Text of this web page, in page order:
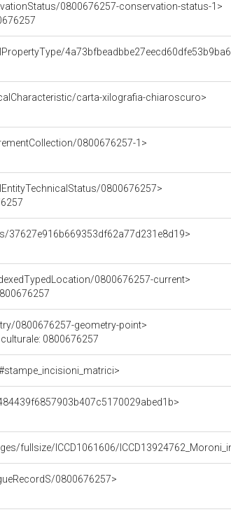
0800676257-conservation-status-1>
carta-xilografia-chiaroscuro>
0800676257-1>
0800676257>
0800676257-current>
0800676257-geometry-point>
0800676257
fullsize/ICCD1061606/
0800676257>